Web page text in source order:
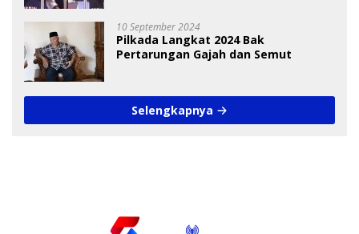
10 September 2024
Pilkada Langkat 2024 Bak
Pertarungan Gajah dan Semut
Selengkapnya